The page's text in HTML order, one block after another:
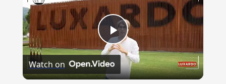
Play
Video
Watch on